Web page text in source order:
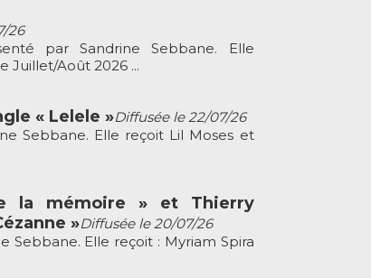
26
par Sandrine Sebbane. Elle
Juillet/Août 2026 ...
« Lelele »Diffusée le 22/07/26
Sebbane. Elle reçoit Lil Moses et
la mémoire » et Thierry
»Diffusée le 20/07/26
Sebbane. Elle reçoit : Myriam Spira